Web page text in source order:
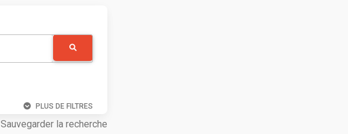
PLUS DE FILTRES
Sauvegarder la recherche